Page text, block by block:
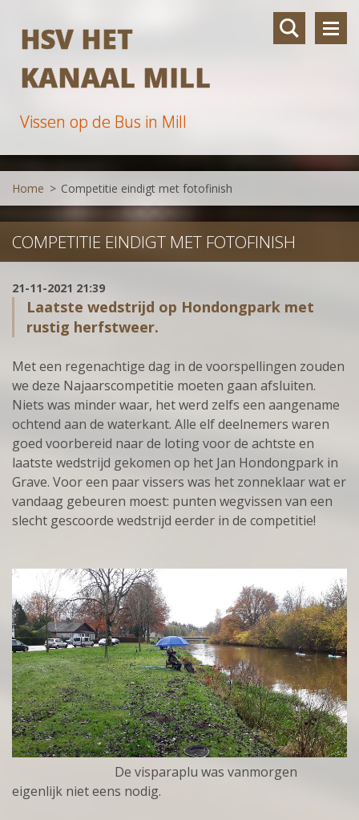
HSV HET
KANAAL MILL
Vissen op de Bus in Mill
Home > Competitie eindigt met fotofinish
COMPETITIE EINDIGT MET FOTOFINISH
21-11-2021 21:39
Laatste wedstrijd op Hondongpark met
rustig herfstweer.
Met een regenachtige dag in de voorspellingen zouden
we deze Najaarscompetitie moeten gaan afsluiten.
Niets was minder waar, het werd zelfs een aangename
ochtend aan de waterkant. Alle elf deelnemers waren
goed voorbereid naar de loting voor de achtste en
laatste wedstrijd gekomen op het Jan Hondongpark in
Grave. Voor een paar vissers was het zonneklaar wat er
vandaag gebeuren moest: punten wegvissen van een
slecht gescoorde wedstrijd eerder in de competitie!
De visparaplu was vanmorgen
eigenlijk niet eens nodig.